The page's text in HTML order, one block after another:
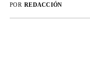
POR REDACCIÓN